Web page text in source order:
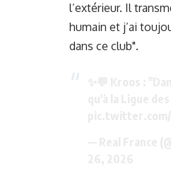
l’extérieur. Il
humain et j’ai
dans ce club".